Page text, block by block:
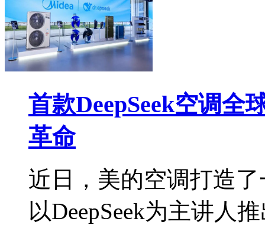
首款DeepSeek空调全
革命
近日，美的空调打造
以DeepSeek为主讲人